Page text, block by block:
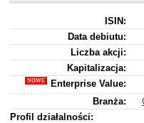
ISIN:
Data debiutu:
Liczba akcji:
Kapitalizacja:
Enterprise Value:
Branża:
Profil działalności: